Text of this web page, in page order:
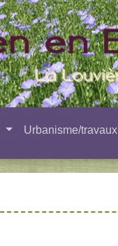
Urbanisme/travaux